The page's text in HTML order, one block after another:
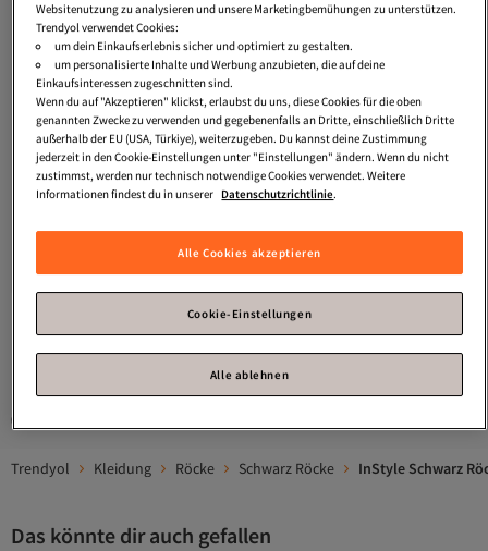
gefütterter schwarzer Rock
51,
plissiertem Scuba-Krepp
4.7Gratis Versand
Versand Kostenlos
40,
1
Trendyol Kleidung Röcke Schwarz Röcke InStyle Schwarz
Das könnte dir auch gefallen
Websitenutzung zu analysieren und unsere Marketingbemühungen zu unterstützen.
Trendyol verwendet Cookies:
um dein Einkaufserlebnis sicher und optimiert zu gestalten.
um personalisierte Inhalte und Werbung anzubieten, die auf deine
Einkaufsinteressen zugeschnitten sind.
Wenn du auf "Akzeptieren" klickst, erlaubst du uns, diese Cookies für die oben
genannten Zwecke zu verwenden und gegebenenfalls an Dritte, einschließlich Dritte
außerhalb der EU (USA, Türkiye), weiterzugeben. Du kannst deine Zustimmung
jederzeit in den Cookie-Einstellungen unter "Einstellungen" ändern. Wenn du nicht
zustimmst, werden nur technisch notwendige Cookies verwendet. Weitere
Informationen findest du in unserer Datenschutzrichtlinie.
Alle Cookies akzeptieren
Cookie-Einstellungen
Alle ablehnen